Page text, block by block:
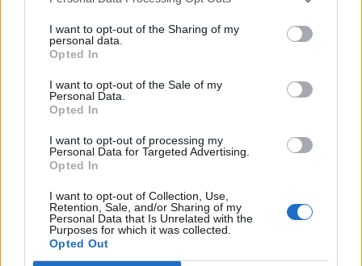
I want to opt-out of the Sharing of my
personal data.
Opted In
I want to opt-out of the Sale of my
Personal Data.
Opted In
I want to opt-out of processing my
Personal Data for Targeted Advertising.
Opted In
I want to opt-out of Collection, Use,
Retention, Sale, and/or Sharing of my
Personal Data that Is Unrelated with the
Purposes for which it was collected.
Opted Out